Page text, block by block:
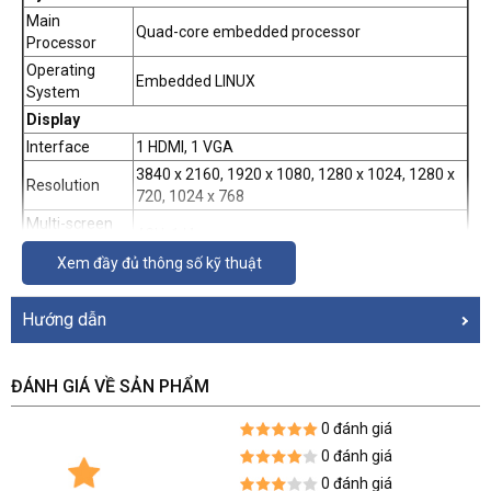
Main
Processor
Quad-core embedded processor
Operating
System
Embedded LINUX
Display
Interface
1 HDMI, 1 VGA
Resolution
3840 x 2160, 1920 x 1080, 1280 x 1024, 1280 x
720, 1024 x 768
Multi-screen
Display
OSD
Camera title, Time, Video loss, Camera lock,
Motion detection, Recording
Video Detection and Alarm
Snapshot, Buzzer and Screen Tips
Video
Motion Detection, MD Zones: 396 (22 x 18),
Video Loss and Tampering
Playback and Backup
Playback
Xem đầy đủ thông số kỹ thuật
Hướng dẫn
ĐÁNH GIÁ VỀ SẢN PHẨM
0 đánh giá
0 đánh giá
0 đánh giá